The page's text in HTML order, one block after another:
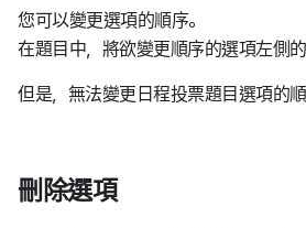
您可以變更選項的順序。
在題目中，將欲變更順序的選項左側的
但是，無法變更日程投票題目選項的順
刪除選項